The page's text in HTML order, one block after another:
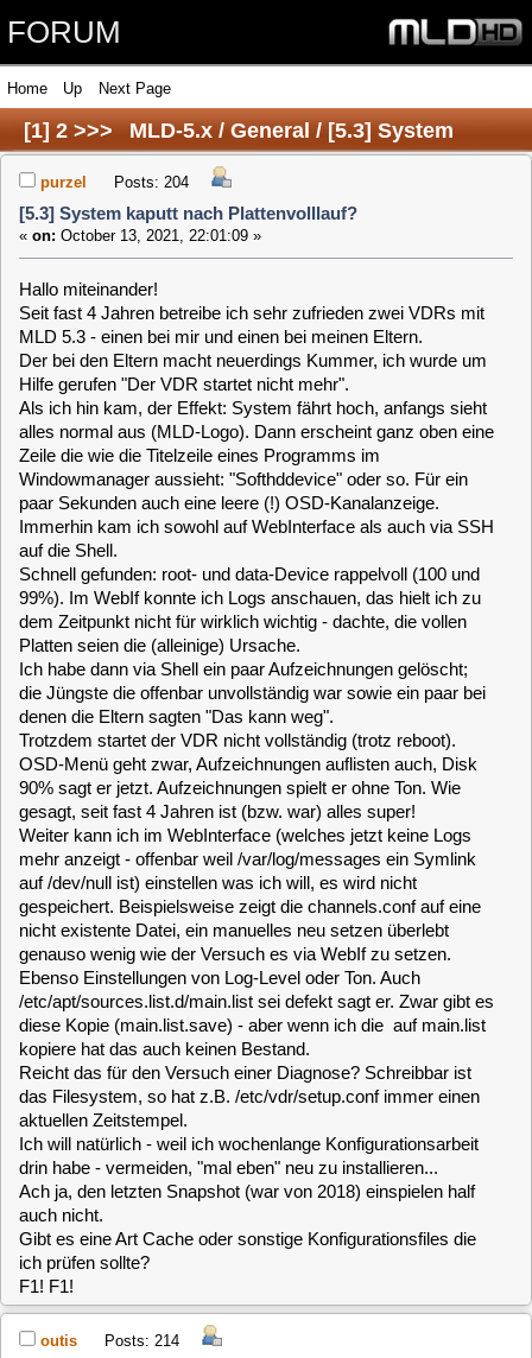
FORUM
[1]2 >>> MLD-5.x / General / [5.3] System
kaputt nach Plattenvolllauf?
purzel Posts: 204
[5.3] System kaputt nach Plattenvolllauf?
Hallo miteinander!
Seit fast 4 Jahren betreibe ich sehr zufrieden zwei VDRs mit
MLD 5.3 - einen bei mir und einen bei meinen Eltern.
Der bei den Eltern macht neuerdings Kummer, ich wurde um
Hilfe gerufen "Der VDR startet nicht mehr".
Als ich hin kam, der Effekt: System fährt hoch, anfangs sieht
alles normal aus (MLD-Logo). Dann erscheint ganz oben eine
Zeile die wie die Titelzeile eines Programms im
Windowmanager aussieht: "Softhddevice" oder so. Für ein
paar Sekunden auch eine leere (!) OSD-Kanalanzeige.
Immerhin kam ich sowohl auf WebInterface als auch via SSH
auf die Shell.
Schnell gefunden: root- und data-Device rappelvoll (100 und
99%). Im WebIf konnte ich Logs anschauen, das hielt ich zu
dem Zeitpunkt nicht für wirklich wichtig - dachte, die vollen
Platten seien die (alleinige) Ursache.
Ich habe dann via Shell ein paar Aufzeichnungen gelöscht;
die Jüngste die offenbar unvollständig war sowie ein paar bei
denen die Eltern sagten "Das kann weg".
Trotzdem startet der VDR nicht vollständig (trotz reboot).
OSD-Menü geht zwar, Aufzeichnungen auflisten auch, Disk
90% sagt er jetzt. Aufzeichnungen spielt er ohne Ton. Wie
gesagt, seit fast 4 Jahren ist (bzw. war) alles super!
Weiter kann ich im WebInterface (welches jetzt keine Logs
mehr anzeigt - offenbar weil /var/log/messages ein Symlink
auf /dev/null ist) einstellen was ich will, es wird nicht
gespeichert. Beispielsweise zeigt die channels.conf auf eine
nicht existente Datei, ein manuelles neu setzen überlebt
genauso wenig wie der Versuch es via WebIf zu setzen.
Ebenso Einstellungen von Log-Level oder Ton. Auch
/etc/apt/sources.list.d/main.list sei defekt sagt er. Zwar gibt es
diese Kopie (main.list.save) - aber wenn ich die auf main.list
kopiere hat das auch keinen Bestand.
Reicht das für den Versuch einer Diagnose? Schreibbar ist
das Filesystem, so hat z.B. /etc/vdr/setup.conf immer einen
aktuellen Zeitstempel.
Ich will natürlich - weil ich wochenlange Konfigurationsarbeit
drin habe - vermeiden, "mal eben" neu zu installieren...
Ach ja, den letzten Snapshot (war von 2018) einspielen half
auch nicht.
Gibt es eine Art Cache oder sonstige Konfigurationsfiles die
ich prüfen sollte?
F1! F1!
outis Posts: 214
[5.3] System kaputt nach Plattenvolllauf?
«Reply #1 on: October 13, 2021, 22:07:36 »
Hm, mich wundert, dass vdr nicht die alten Aufnahmen
automatisch löscht. Ist das so konfiguriert, dass er das nicht
macht?
Zum eigentlichen Problem: Ist die Festplatte kaputt?
Posts: 21462